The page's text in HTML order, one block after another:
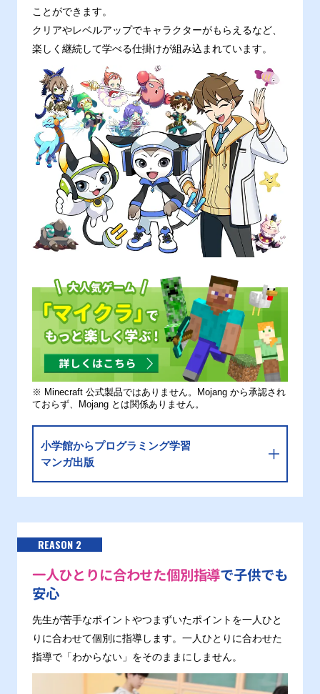
ことができます。
クリアやレベルアップでキャラクターがもらえるなど、
楽しく継続して学べる仕掛けが組み込まれています。
※ Minecraft 公式製品ではありません。Mojang から承認され
ておらず、Mojang とは関係ありません。
小学館からプログラミング学習
マンガ出版
REASON 2
一人ひとりに合わせた個別指導で子供でも
安心
先生が苦手なポイントやつまずいたポイントを一人ひと
りに合わせて個別に指導します。一人ひとりに合わせた
指導で「わからない」をそのままにしません。